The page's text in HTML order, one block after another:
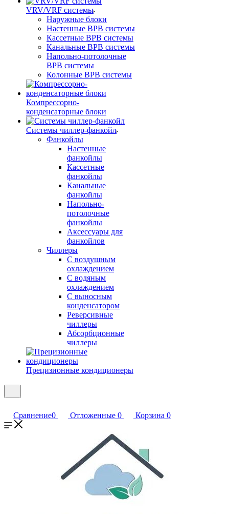
VRV/VRF системы
Наружные блоки
Настенные ВРВ системы
Кассетные ВРВ системы
Канальные ВРВ системы
Напольно-потолочные
ВРВ системы
Колонные ВРВ системы
Компрессорно-
конденсаторные блоки
Системы чиллер-фанкойл
Фанкойлы
Настенные
фанкойлы
Кассетные
фанкойлы
Канальные
фанкойлы
Напольно-
потолочные
фанкойлы
Аксессуары для
фанкойлов
Чиллеры
С воздушным
охлаждением
С водяным
охлаждением
С выносным
конденсатором
Реверсивные
чиллеры
Абсорбционные
чиллеры
Прецизионные кондиционеры
Сравнение0 Отложенные 0 Корзина 0